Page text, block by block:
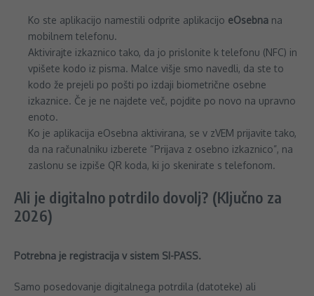
Ko ste aplikacijo namestili odprite aplikacijo eOsebna na
mobilnem telefonu.
Aktivirajte izkaznico tako, da jo prislonite k telefonu (NFC) in
vpišete kodo iz pisma. Malce višje smo navedli, da ste to
kodo že prejeli po pošti po izdaji biometrične osebne
izkaznice. Če je ne najdete več, pojdite po novo na upravno
enoto.
Ko je aplikacija eOsebna aktivirana, se v zVEM prijavite tako,
da na računalniku izberete “Prijava z osebno izkaznico”, na
zaslonu se izpiše QR koda, ki jo skenirate s telefonom.
Ali je digitalno potrdilo dovolj? (Ključno za
2026)
Potrebna je registracija v sistem SI-PASS.
Samo posedovanje digitalnega potrdila (datoteke) ali